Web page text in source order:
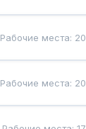
Рабочие места: 20
Рабочие места: 20